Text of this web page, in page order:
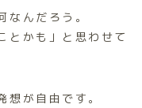
なんだろう。
とかも」と思わせて
想が自由です。